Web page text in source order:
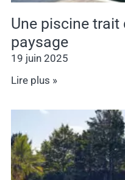
Une piscine trait
paysage
19 juin 2025
Lire plus »